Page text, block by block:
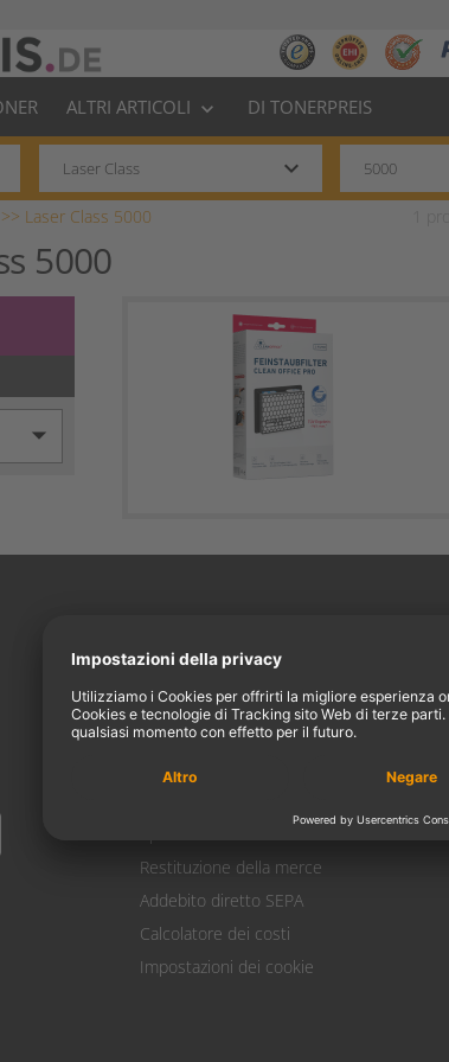
ALTRI ARTICOLI keyboard_arrow_down DI TONERPREIS
keyboard_arrow_down
Laser Class 5000
5000
Il mio account
Login
Carrello prodotti
Restituzione della merce
Addebito diretto SEPA
Calcolatore dei costi
Impostazioni dei cookie